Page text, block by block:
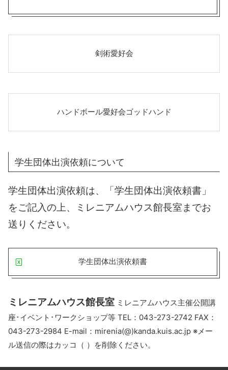
剣術愛好会
ハンドボール愛好会ゴッドハンド
学生団体出演依頼について
学生団体出演依頼は、「学生団体出演依頼書」
をご記入の上、ミレニアムハウス館長室までお
送りください。
学生団体出演依頼書
ミレニアムハウス館長室 ミレニアムハウス主催公開講
座･イベント･ワークショップ等 TEL：043-273-2742 FAX：
043-273-2984 E-mail：mirenia(@)kanda.kuis.ac.jp ※メー
ル送信の際はカッコ（ ）を削除ください。